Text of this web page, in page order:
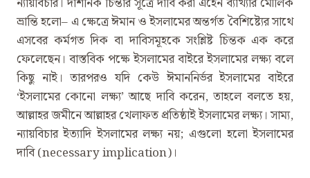
ভ্রান্তি হলো– এ ক্ষেত্রে ঈমান ও ইসলামের অন্তর্গত বৈশিষ্ট্যের সাথে
এসবের কর্মগত দিক বা দাবিসমূহকে সংশ্লিষ্ট চিন্তক এক করে
ফেলেছেন। বাস্তবিক পক্ষে ইসলামের বাইরে ইসলামের লক্ষ্য বলে
কিছু নাই। তারপরও যদি কেউ ঈমাননির্ভর ইসলামের বাইরে
‘ইসলামের কোনো লক্ষ্য’ আছে দাবি করেন, তাহলে বলতে হয়,
আল্লাহর জমীনে আল্লাহর খেলাফত প্রতিষ্ঠাই ইসলামের লক্ষ্য। সাম্য,
ন্যায়বিচার ইত্যাদি ইসলামের লক্ষ্য নয়; এগুলো হলো ইসলামের
দাবি (necessary implication)।